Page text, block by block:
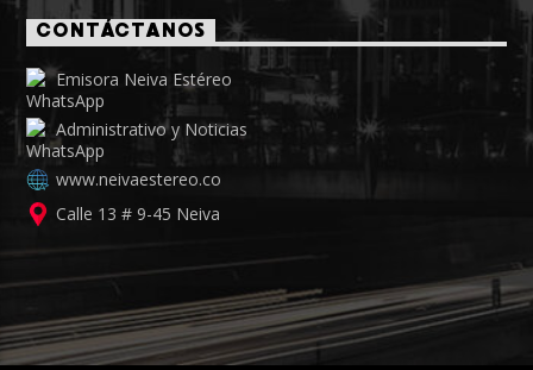
CONTÁCTANOS
Emisora Neiva Estéreo
Administrativo y Noticias
www.neivaestereo.co
Calle 13 # 9-45 Neiva